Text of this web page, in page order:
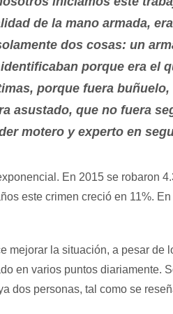
de la mano armada,
dos cosas: un
porque era el
porque fuera
asustado, que no fuera
motero y experto en
En 2015 se robaron
este crimen creció en 11%.
mejorar la situación, a pesar de
en varios puntos diariamente.
dos personas, tal como se